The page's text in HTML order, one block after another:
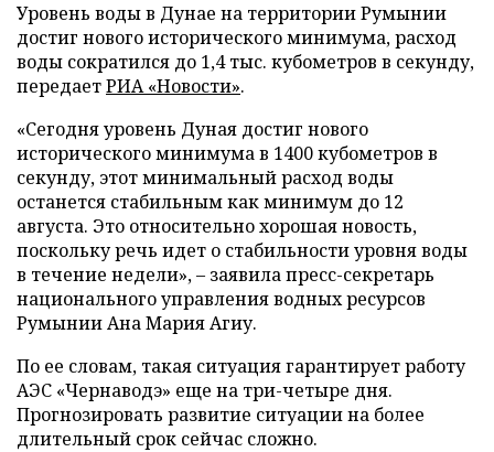
Уровень воды в Дунае на территории Румынии
достиг нового исторического минимума, расход
воды сократился до 1,4 тыс. кубометров в секунду,
передаетРИА «Новости».
«Сегодня уровень Дуная достиг нового
исторического минимума в 1400 кубометров в
секунду, этот минимальный расход воды
останется стабильным как минимум до 12
августа. Это относительно хорошая новость,
поскольку речь идет о стабильности уровня воды
в течение недели», – заявила пресс-секретарь
национального управления водных ресурсов
Румынии Ана Мария Агиу.
По ее словам, такая ситуация гарантирует работу
АЭС «Чернаводэ» еще на три-четыре дня.
Прогнозировать развитие ситуации на более
длительный срок сейчас сложно.